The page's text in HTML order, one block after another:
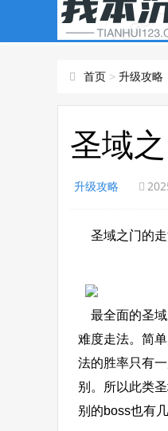
首页 > 升级攻略
圣域
升级攻略
圣域之门的
最全面的圣域
难度走法。简
法的胜率只有
别。所以此类
别的boss也有